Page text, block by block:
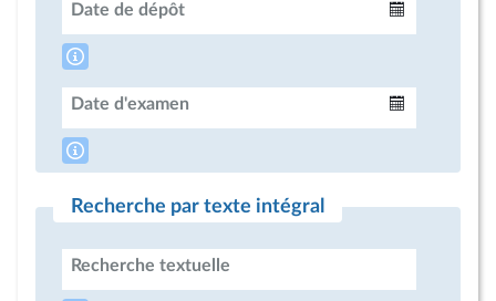
Date de dépôt
Date d'examen
Recherche par texte intégral
Recherche textuelle